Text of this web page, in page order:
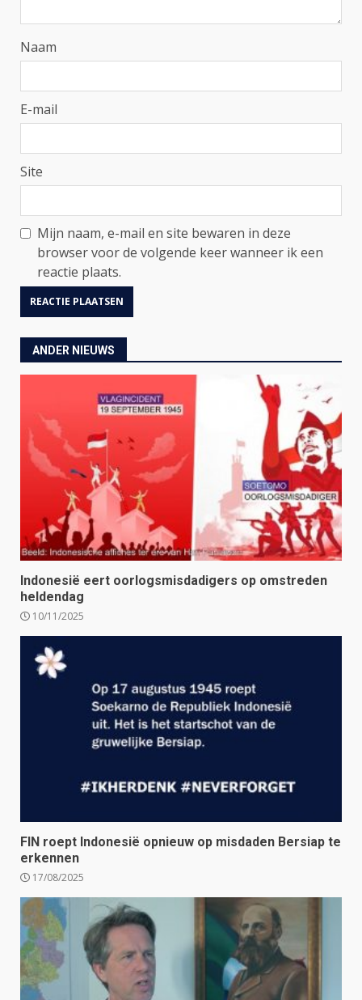
Naam
E-mail
Site
Mijn naam, e-mail en site bewaren in deze
browser voor de volgende keer wanneer ik een
reactie plaats.
ANDER NIEUWS
Indonesië eert oorlogsmisdadigers op omstreden
heldendag
10/11/2025
FIN roept Indonesië opnieuw op misdaden Bersiap te
erkennen
17/08/2025